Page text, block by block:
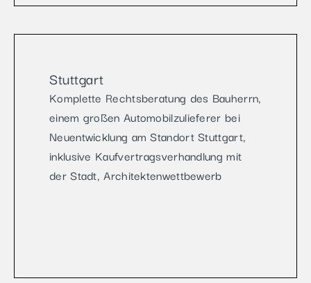
Stuttgart
Komplette Rechtsberatung des Bauherrn,
einem großen Automobilzulieferer bei
Neuentwicklung am Standort Stuttgart,
inklusive Kaufvertragsverhandlung mit
der Stadt, Architektenwettbewerb